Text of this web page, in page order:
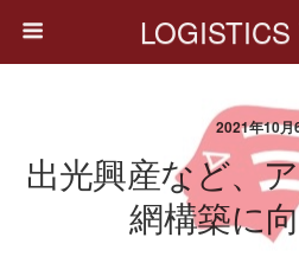
2021年10月
出光興産など、
網構築に